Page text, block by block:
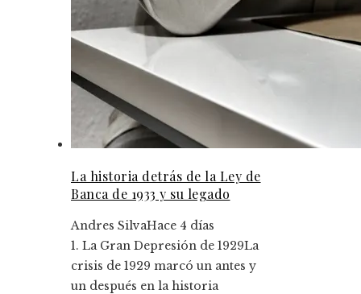
La historia detrás de la Ley de
Banca de 1933 y su legado
Andres SilvaHace 4 días
1. La Gran Depresión de 1929La
crisis de 1929 marcó un antes y
un después en la historia